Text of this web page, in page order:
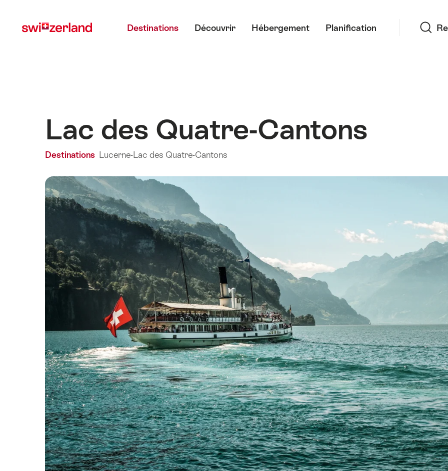
myswitzerland.com
Destinations Découvrir Hébergement Planification
Lac des Quatre-Cantons
Destinations Lucerne-Lac des Quatre-Cantons